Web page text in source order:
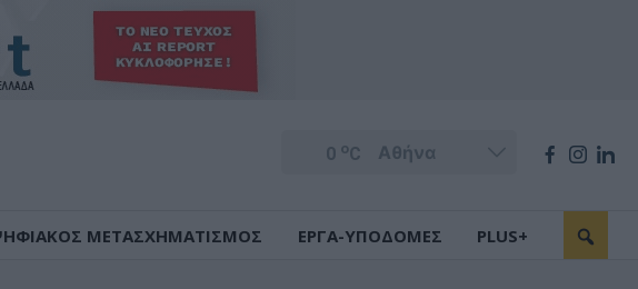
0 oC
ΜΕΤΑΣΧΗΜΑΤΙΣΜΟΣ ΕΡΓΑ-ΥΠΟΔΟΜΕΣ PLUS+